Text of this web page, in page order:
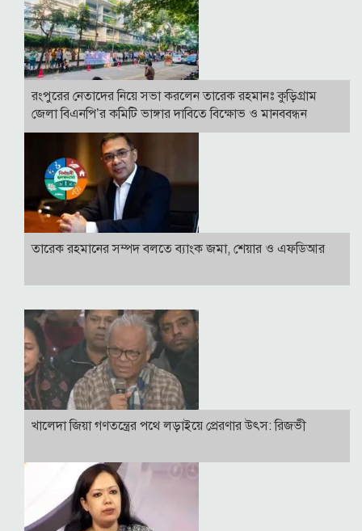
রংপুরের নেতাদের নিয়ে সভা করলেন তারেক রহমানঃ কুড়িগ্রাম
জেলা বিএনপি’র কমিটি ভাঙ্গার দাবিতে বিক্ষোভ ও মানববন্ধন
তারেক রহমানের সম্পদ বলতে ব্যাংক জমা, শেয়ার ও এফডিআর
খালেদা জিয়া গণতন্ত্রের পথে লড়াইয়ে প্রেরণার উৎস: রিজভী